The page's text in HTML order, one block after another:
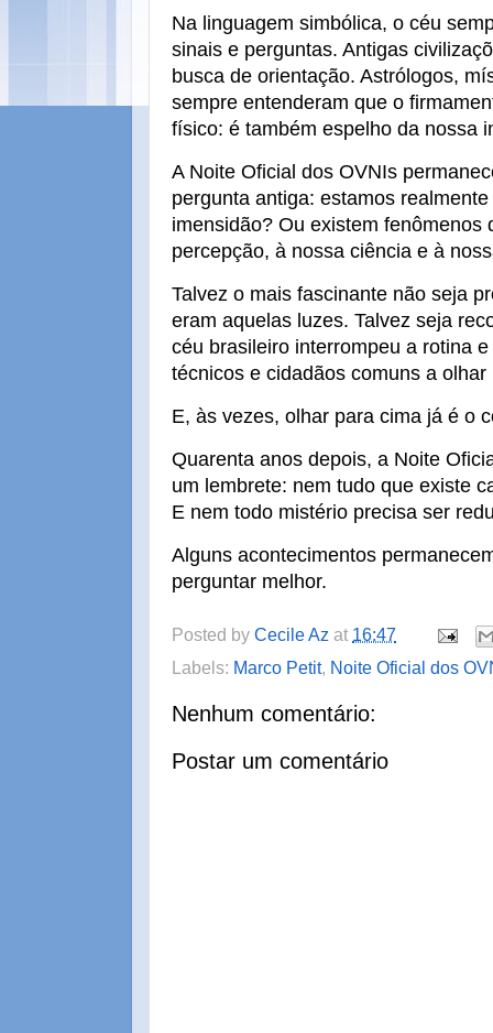
Na linguagem simbólica, o céu
sinais e perguntas. Antigas
busca de orientação. Astrólogos,
sempre entenderam que o
físico: é também espelho da nossa
A Noite Oficial dos OVNIs
pergunta antiga: estamos
imensidão? Ou existem fenômenos
percepção, à nossa ciência e à
Talvez o mais fascinante não seja
eram aquelas luzes. Talvez seja
céu brasileiro interrompeu a rotina
técnicos e cidadãos comuns a olhar
E, às vezes, olhar para cima já é o
Quarenta anos depois, a Noite
um lembrete: nem tudo que existe
E nem todo mistério precisa ser
Alguns acontecimentos
perguntar melhor.
Posted by Cecile Az at 16:47
Labels: Marco Petit, Noite Oficial dos
Nenhum comentário:
Postar um comentário